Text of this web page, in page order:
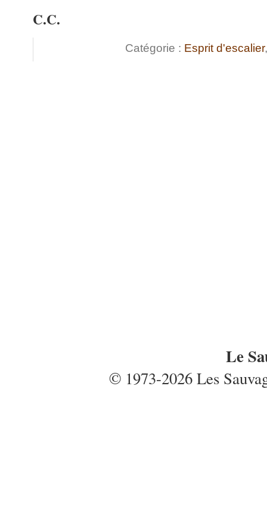
C.C.
Catégorie : Esprit d'escalier
Le
© 1973-2026 Les